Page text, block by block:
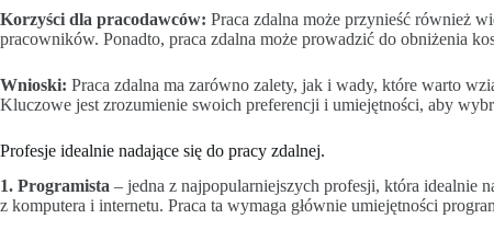
Korzyści dla pracodawców: Praca zdalna może przynieść również
pracowników. Ponadto, praca zdalna może prowadzić do obniżenia
Wnioski: Praca zdalna ma zarówno zalety, jak i wady, które warto
Kluczowe jest zrozumienie swoich preferencji i umiejętności, aby
Profesje idealnie nadające się do pracy zdalnej.
1. Programista – jedna z najpopularniejszych profesji, która idealnie
z komputera i internetu. Praca ta wymaga głównie umiejętności